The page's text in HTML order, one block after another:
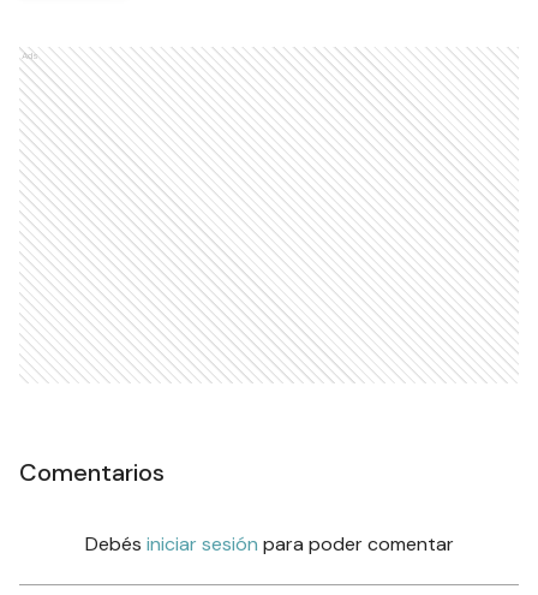
Ads
Comentarios
Debés iniciar sesión para poder comentar